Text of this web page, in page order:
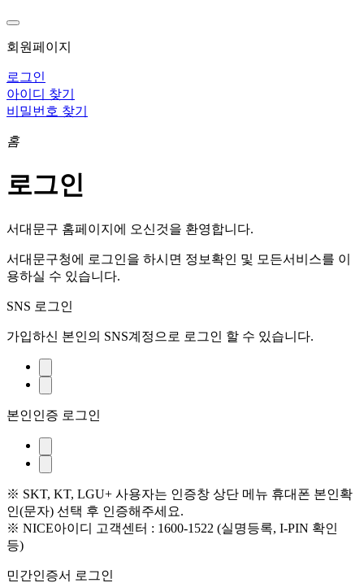
회원페이지
로그인
아이디 찾기
비밀번호 찾기
홈
로그인
서대문구 홈페이지에 오신것을 환영합니다.
서대문구청에 로그인을 하시면 정보확인 및 모든서비스를 이
용하실 수 있습니다.
SNS 로그인
가입하신 본인의 SNS계정으로 로그인 할 수 있습니다.
본인인증 로그인
※ SKT, KT, LGU+ 사용자는 인증창 상단 메뉴 휴대폰 본인확
인(문자) 선택 후 인증해주세요.
※ NICE아이디 고객센터 : 1600-1522 (실명등록, I-PIN 확인
등)
민간인증서 로그인